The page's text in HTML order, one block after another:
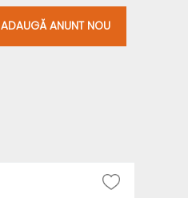
ADAUGĂ ANUNT NOU